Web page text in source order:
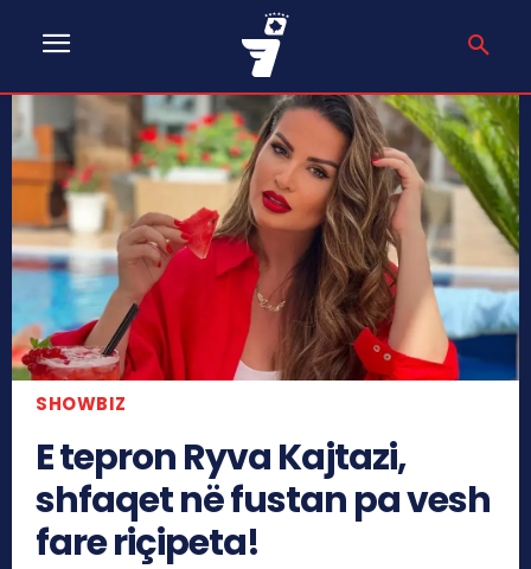
SHOWBIZ
E tepron Ryva Kajtazi,
shfaqet në fustan pa vesh
fare riçipeta!